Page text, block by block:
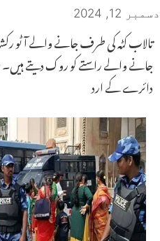
دسمبر 12, 2024
تالاب کٹہ کی طرف جانے والے آٹو
جانے والے راستے کو روک دیتے ہیں۔
دائرے کے ارد